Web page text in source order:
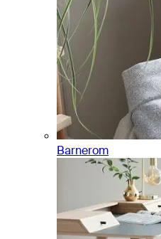
Barnerom